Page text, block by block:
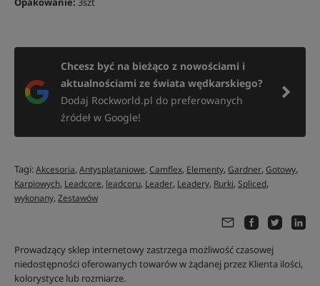
Chcesz być na bieżąco z nowościami i
aktualnościami ze świata wędkarskiego?
Dodaj Rockworld.pl do preferowanych
źródeł w Google!
Tagi:Akcesoria,Antysplątaniowe,Camflex, Elementy,Gardner,Gotowy,
Karpiowych, Leadcore, leadcoru, Leader, Leadery, Rurki,Spliced,
wykonany,Zestawów
Prowadzący sklep internetowy zastrzega możliwość czasowej
niedostępności oferowanych towarów w żądanej przez Klienta ilości,
kolorystyce lub rozmiarze.